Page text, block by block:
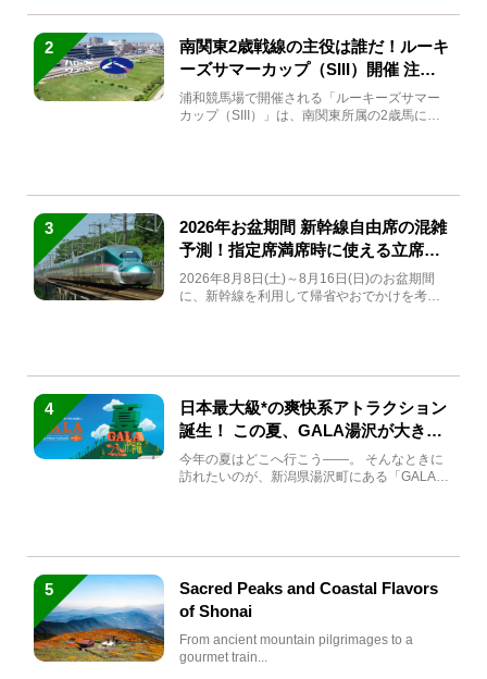
2
南関東2歳戦線の主役は誰だ！ルーキ
ーズサマーカップ（SIII）開催 注目
馬と見どころをチェック
浦和競馬場で開催される「ルーキーズサマー
カップ（SIII）」は、南関東所属の2歳馬によ
3
2026年お盆期間 新幹線自由席の混雑
予測！指定席満席時に使える立席特
急券も解説
2026年8月8日(土)～8月16日(日)のお盆期間
に、新幹線を利用して帰省やおでかけを考え
4
日本最大級*の爽快系アトラクション
誕生！ この夏、GALA湯沢が大きく
生まれ変わる
今年の夏はどこへ行こう――。 そんなときに
訪れたいのが、新潟県湯沢町にある「GALA湯
5
Sacred Peaks and Coastal Flavors
of Shonai
From ancient mountain pilgrimages to a
gourmet train...